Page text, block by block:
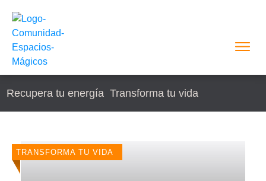
Recupera tu energía Transforma tu vida
TRANSFORMA TU VIDA